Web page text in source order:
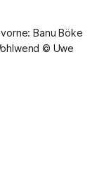
Banu Böke
© Uwe